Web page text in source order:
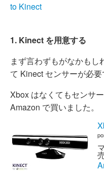
to Kinect
1. Kinect を用意する
まず言わずもがなかもし
て Kinect センサーが必要
Xbox はなくてもセンサ
Amazon で買いました。